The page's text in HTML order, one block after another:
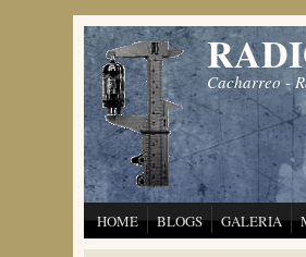
Pasar al contenido principal
Cacharreo -
HOME BLOGS GALERIA